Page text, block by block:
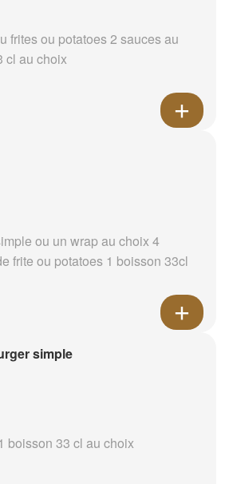
frites ou potatoes 2 sauces au
cl au choix
ou un wrap au choix 4
frite ou potatoes 1 boisson 33cl
simple
boisson 33 cl au choix